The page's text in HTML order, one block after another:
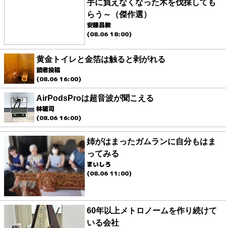
手に負えなくなった木を伐採しても
らう～（傑作選）
安藤昌教
(08.06 18:00)
黄金トイレと金箔は触ると剥がれる
読者投稿
(08.06 16:00)
AirPodsProは超音波が聞こえる
林雄司
(08.06 16:00)
姉がはまったガムランに自分もはま
ってみる
まいしろ
(08.06 11:00)
60年以上メトロノームを作り続けて
いる会社